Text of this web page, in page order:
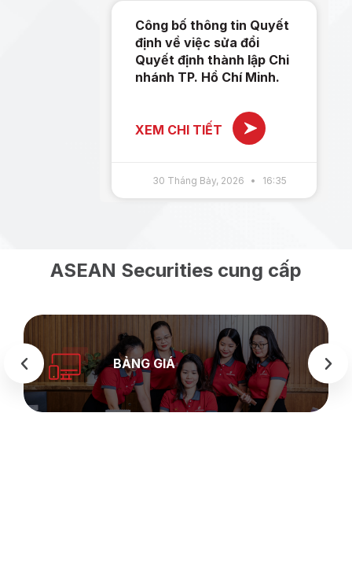
Công bố thông tin Quyết
định về việc sửa đổi
Quyết định thành lập Chi
nhánh TP. Hồ Chí Minh.
XEM CHI TIẾT
30 Tháng Bảy, 2026 16:35
ASEAN Securities cung cấp
BẢNG GIÁ